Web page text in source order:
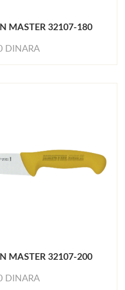
MASTER 32107-180
DINARA
MASTER 32107-200
DINARA